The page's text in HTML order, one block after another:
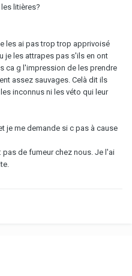
litières?
les ai pas trop trop apprivoisé
je les attrapes pas s'ils en ont
ca g l'impression de les prendre
assez sauvages. Celà dit ils
inconnus ni les véto qui leur
je me demande si c pas à cause
de fumeur chez nous. Je l'ai